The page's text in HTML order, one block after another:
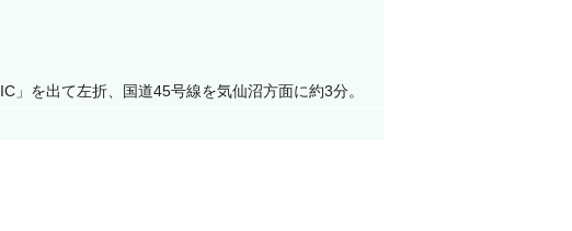
を出て左折、国道45号線を気仙沼方面に約3分。